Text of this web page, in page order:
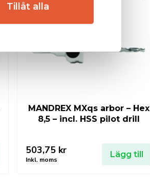
Tillåt alla
MANDREX MXqs arbor – Hex
8,5 – incl. HSS pilot drill
503,75 kr
Inkl. moms
Lägg till